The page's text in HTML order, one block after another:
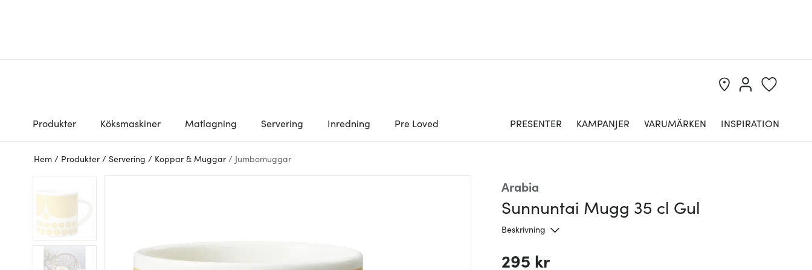
Produkter Köksmaskiner Matlagning Servering Inredning Pre Loved PRESENTER KAMPANJER VARUMÄRKEN INSPIRATION
Hem / Produkter / Servering / Koppar & Muggar / Jumbomuggar
Arabia
Sunnuntai Mugg 35 cl Gul
Beskrivning
295 kr